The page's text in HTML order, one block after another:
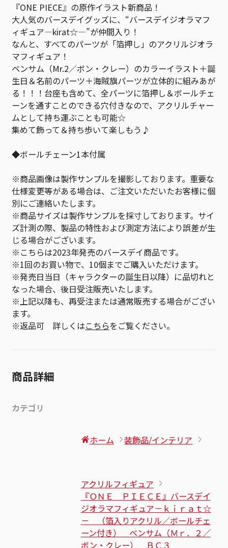
『ONE PIECE』の原作イラスト新商品！
大人気のバースデイグッズに、“バースデイジオラマフ
ィギュア―kirat☆―”が仲間入り！
なんと、すべてのパーツが「箔押し」のアクリルジオラ
マフィギュア！
ベンサム（Mr.2／ボン・クレー）のカラーイラスト＋誕
生日＆名前のパーツ＋海賊旗パーツが立体的に組みあが
る！！！台座も含めて、全パーツに箔押し＆ボールチェ
ーンを通すことのできる穴付きなので、アクリルチャー
ムとして持ち運ぶことも可能☆
集めて飾って＆持ち歩いて楽しもう♪
◆ボールチェーン1本付属
※商品画像は製作サンプルを撮影しております。重要な
仕様変更等がある場合は、ご注文いただいたお客様に個
別にご連絡いたします。
※商品サイズは製作サンプルを採寸しております。サイ
ズ計測の際、製品の特性および測定方法により誤差が生
じる場合がございます。
※こちらは2023年発売のバースデイ商品です。
※1回のお買い物で、10個までご購入いただけます。
※発売日当日（キャラクターの誕生日以降）に品切れと
なった場合、後日受注販売いたします。
※上記以降も、再受注または通常販売する場合がござい
ます。
※返品可 詳しくはこちらをご覧ください。
商品詳細
カテゴリ
ホーム 装飾品/インテリア
アクリルフィギュア
『ＯＮＥ ＰＩＥＣＥ』バースデイ
ジオラマフィギュア－ｋｉｒａｔ☆
－ （箔入りアクリル／ボールチェ
ーン付き） ベンサム（Ｍｒ．２／
ボン・クレー） ＢＣ３